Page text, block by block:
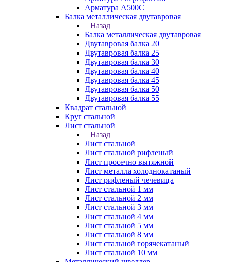
Арматура А500С
Балка металлическая двутавровая
Назад
Балка металлическая двутавровая
Двутавровая балка 20
Двутавровая балка 25
Двутавровая балка 30
Двутавровая балка 40
Двутавровая балка 45
Двутавровая балка 50
Двутавровая балка 55
Квадрат стальной
Круг стальной
Лист стальной
Назад
Лист стальной
Лист стальной рифленый
Лист просечно вытяжной
Лист металла холоднокатаный
Лист рифленый чечевица
Лист стальной 1 мм
Лист стальной 2 мм
Лист стальной 3 мм
Лист стальной 4 мм
Лист стальной 5 мм
Лист стальной 8 мм
Лист стальной горячекатаный
Лист стальной 10 мм